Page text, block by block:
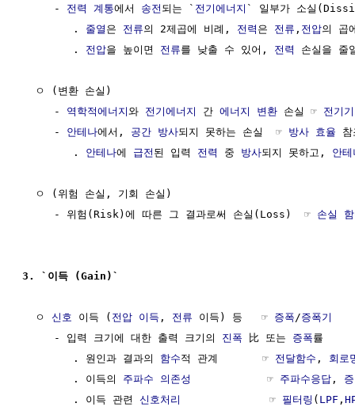
     -
전력 계통에서 송전 되는 ` 전기에너지 ` 일부가 소실
        .
줄열 은 전류의 2제곱에 비례, 전력 은 전류 , 전압의 곱
        .
전압을 높이면 전류를 낮출 수 있어, 전력 손실을 줄
  ㅇ (변환 손실)
     -
역학적에너지와 전기에너지 간 에너지 변환 손실 ☞ 전기
     -
안테나에서, 공간 방사되지 못하는 손실  ☞ 방사 효율 참
        .
안테나에 급전 된 입력 전력 중 방사되지 못하고, 안테
  ㅇ (위험 손실, 기회 손실)
     - 위험(Risk)에 따른 그 결과로써 손실(Loss)  ☞
손실
3. `이득 (Gain)`
  ㅇ
신호 이득 ( 전압 이득 , 전류 이득) 등   ☞ 증폭 /증폭기
     - 입력 크기에 대한 출력 크기의
진폭 比 또는 증폭률
        . 원인과 결과의
함수적 관계       ☞ 전달함수 , 회로
        . 이득의
주파수 의존성
            ☞
주파수응답 ,
        . 이득 관련
신호처리
              ☞
필터링 ( LPF ,